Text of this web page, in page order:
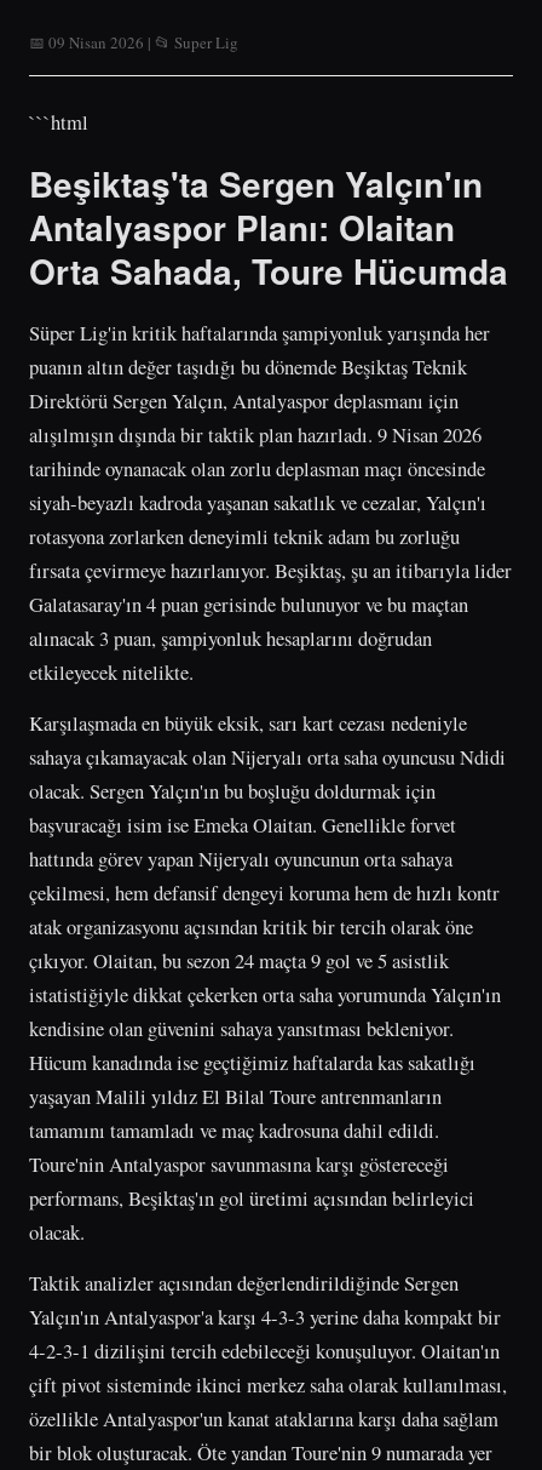
📅 09 Nisan 2026 | 📂 Super Lig
```html
Beşiktaş'ta Sergen Yalçın'ın
Antalyaspor Planı: Olaitan
Orta Sahada, Toure Hücumda
Süper Lig'in kritik haftalarında şampiyonluk yarışında her
puanın altın değer taşıdığı bu dönemde Beşiktaş Teknik
Direktörü Sergen Yalçın, Antalyaspor deplasmanı için
alışılmışın dışında bir taktik plan hazırladı. 9 Nisan 2026
tarihinde oynanacak olan zorlu deplasman maçı öncesinde
siyah-beyazlı kadroda yaşanan sakatlık ve cezalar, Yalçın'ı
rotasyona zorlarken deneyimli teknik adam bu zorluğu
fırsata çevirmeye hazırlanıyor. Beşiktaş, şu an itibarıyla lider
Galatasaray'ın 4 puan gerisinde bulunuyor ve bu maçtan
alınacak 3 puan, şampiyonluk hesaplarını doğrudan
etkileyecek nitelikte.
Karşılaşmada en büyük eksik, sarı kart cezası nedeniyle
sahaya çıkamayacak olan Nijeryalı orta saha oyuncusu Ndidi
olacak. Sergen Yalçın'ın bu boşluğu doldurmak için
başvuracağı isim ise Emeka Olaitan. Genellikle forvet
hattında görev yapan Nijeryalı oyuncunun orta sahaya
çekilmesi, hem defansif dengeyi koruma hem de hızlı kontr
atak organizasyonu açısından kritik bir tercih olarak öne
çıkıyor. Olaitan, bu sezon 24 maçta 9 gol ve 5 asistlik
istatistiğiyle dikkat çekerken orta saha yorumunda Yalçın'ın
kendisine olan güvenini sahaya yansıtması bekleniyor.
Hücum kanadında ise geçtiğimiz haftalarda kas sakatlığı
yaşayan Malili yıldız El Bilal Toure antrenmanların
tamamını tamamladı ve maç kadrosuna dahil edildi.
Toure'nin Antalyaspor savunmasına karşı göstereceği
performans, Beşiktaş'ın gol üretimi açısından belirleyici
olacak.
Taktik analizler açısından değerlendirildiğinde Sergen
Yalçın'ın Antalyaspor'a karşı 4-3-3 yerine daha kompakt bir
4-2-3-1 dizilişini tercih edebileceği konuşuluyor. Olaitan'ın
çift pivot sisteminde ikinci merkez saha olarak kullanılması,
özellikle Antalyaspor'un kanat ataklarına karşı daha sağlam
bir blok oluşturacak. Öte yandan Toure'nin 9 numarada yer